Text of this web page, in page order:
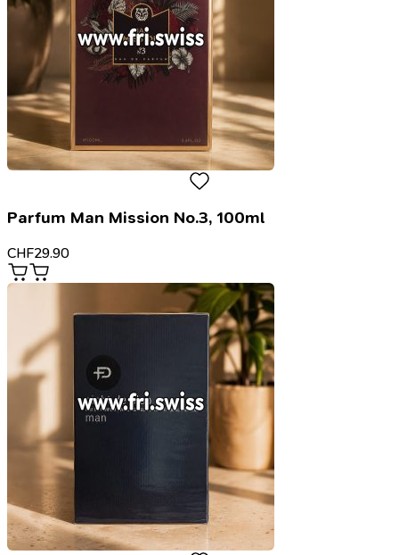
Parfum Man Mission No.3, 100ml
CHF29.90